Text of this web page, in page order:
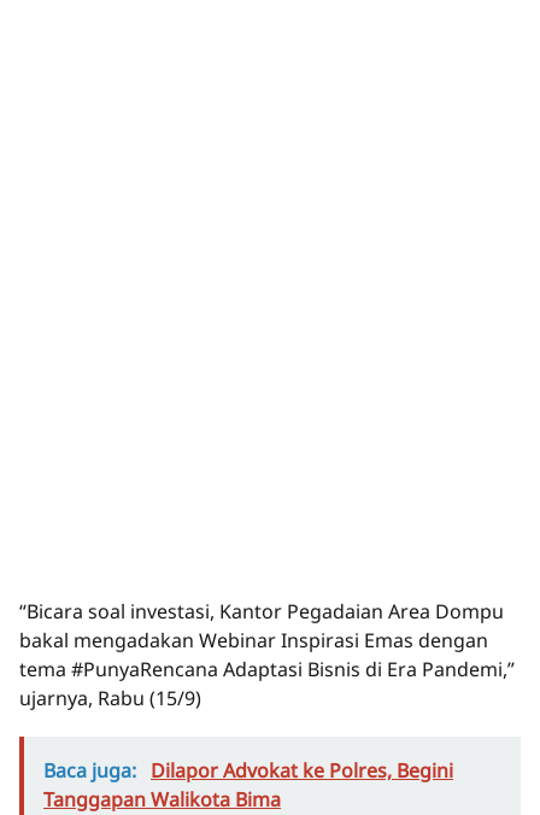
“Bicara soal investasi, Kantor Pegadaian Area Dompu
bakal mengadakan Webinar Inspirasi Emas dengan
tema #PunyaRencana Adaptasi Bisnis di Era Pandemi,”
ujarnya, Rabu (15/9)
Baca juga: Dilapor Advokat ke Polres, Begini
Tanggapan Walikota Bima